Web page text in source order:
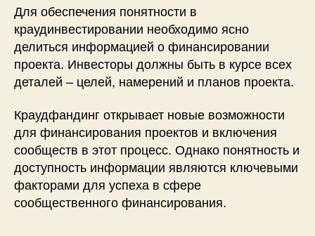
Для обеспечения понятности в
краудинвестировании необходимо ясно
делиться информацией о финансировании
проекта. Инвесторы должны быть в курсе всех
деталей – целей, намерений и планов проекта.
Краудфандинг открывает новые возможности
для финансирования проектов и включения
сообществ в этот процесс. Однако понятность и
доступность информации являются ключевыми
факторами для успеха в сфере
сообщественного финансирования.